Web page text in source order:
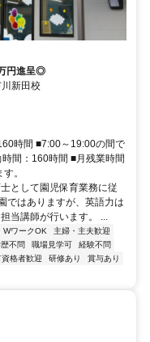
円進呈◎
新田校
時間 ■7:00～19:00の間で
間：160時間 ■月残業時間
。
として園児保育業務に従
ではありますが、英語力は
当講師が行います。 ...
WワークOK
主婦・主夫歓迎
不問 職場見学可
経験不問
資格者歓迎 研修あり
賞与あり